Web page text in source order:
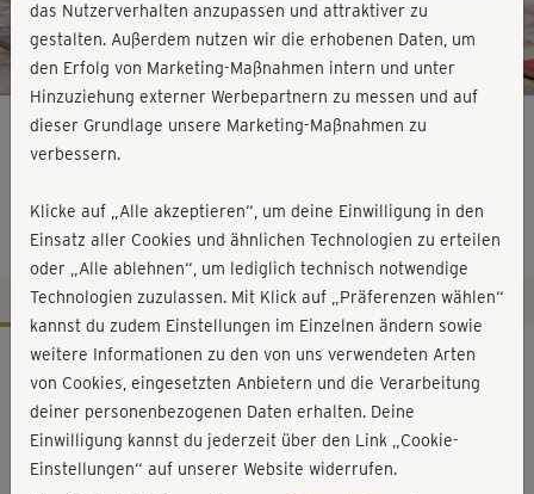
Split Training - Beine, Po & Cardio +
Stretching
Workout-Facts
mittelschwer
35 Min
255 kcal
das Nutzerverhalten anzupassen und attraktiver zu
gestalten. Außerdem nutzen wir die erhobenen Daten, um
den Erfolg von Marketing-Maßnahmen intern und unter
Hinzuziehung externer Werbepartnern zu messen und auf
dieser Grundlage unsere Marketing-Maßnahmen zu
verbessern.
Klicke auf „Alle akzeptieren“, um deine Einwilligung in den
Einsatz aller Cookies und ähnlichen Technologien zu erteilen
oder „Alle ablehnen“, um lediglich technisch notwendige
Technologien zuzulassen. Mit Klick auf „Präferenzen wählen“
kannst du zudem Einstellungen im Einzelnen ändern sowie
weitere Informationen zu den von uns verwendeten Arten
von Cookies, eingesetzten Anbietern und die Verarbeitung
deiner personenbezogenen Daten erhalten. Deine
Einwilligung kannst du jederzeit über den Link „Cookie-
Einstellungen“ auf unserer Website widerrufen.